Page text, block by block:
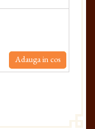
Adauga in cos